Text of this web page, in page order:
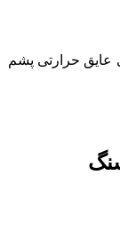
عایق حرارتی پشم